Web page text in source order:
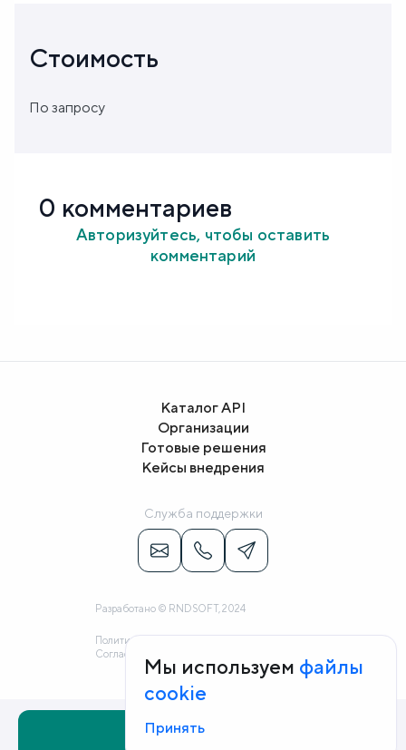
Стоимость
По запросу
0 комментариев
Авторизуйтесь, чтобы оставить
комментарий
Заказать
Каталог API
Организации
Готовые решения
Кейсы внедрения
Служба поддержки
Разработано © RNDSOFT, 2024
Политика конфиденциальности
Согласие на обработку персональных данных
Мы используем файлы
cookie
Принять